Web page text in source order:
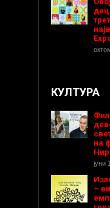
КУЛТУРА
на
јуни
–